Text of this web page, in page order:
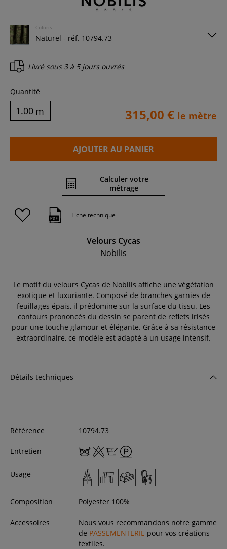
Coloris
Livré sous 3 à 5 jours ouvrés
Quantité
m 315,00 € le mètre
AJOUTER AU PANIER
Calculer votre
métrage
Fiche technique
Velours Cycas
Nobilis
Le motif du velours Cycas de Nobilis affiche une végétation
exotique et luxuriante. Composé de branches garnies de
feuillages épais, il prédomine sur la surface du tissu. Les
contours prononcés du dessin se parent de reflets irisés
pour une touche glamour et élégante. Grâce à sa résistance
extraordinaire, ce modèle est adapté à un usage intensif.
Détails techniques
Référence 10794.73
Entretien
Usage
Composition Polyester 100%
Accessoires
Nous vous recommandons notre gamme
de PASSEMENTERIE pour vos créations
textiles.